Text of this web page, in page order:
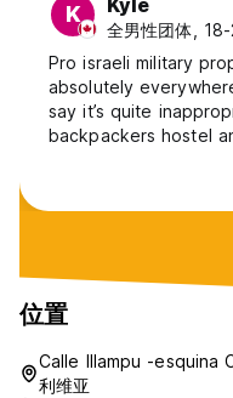
K Kyle
全男性团体,
Pro israeli military
absolutely
say it’s quite
backpackers hostel
feel uncomfortable
accused us of not
Location is good
位置
Calle Illampu -esquina
利维亚